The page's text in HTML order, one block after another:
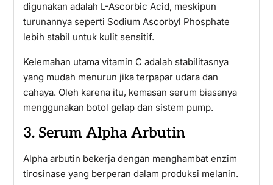
digunakan adalah L-Ascorbic Acid, meskipun
turunannya seperti Sodium Ascorbyl Phosphate
lebih stabil untuk kulit sensitif.
Kelemahan utama vitamin C adalah stabilitasnya
yang mudah menurun jika terpapar udara dan
cahaya. Oleh karena itu, kemasan serum biasanya
menggunakan botol gelap dan sistem pump.
3. Serum Alpha Arbutin
Alpha arbutin bekerja dengan menghambat enzim
tirosinase yang berperan dalam produksi melanin.